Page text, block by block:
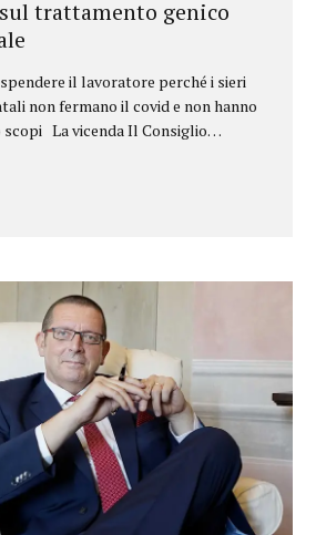
trattamento genico
il lavoratore perché i sieri
non fermano il covid e non hanno
La vicenda Il Consiglio
di una propria iscritta, a causa del
ricorreva in via d’urgenza al
per chiedere la sospensione di
gravemente pregiudizievole per
in quanto impeditivo dello
libera professione. Per il Giudice
Susanna Zanda, il
dal Consiglio lede...